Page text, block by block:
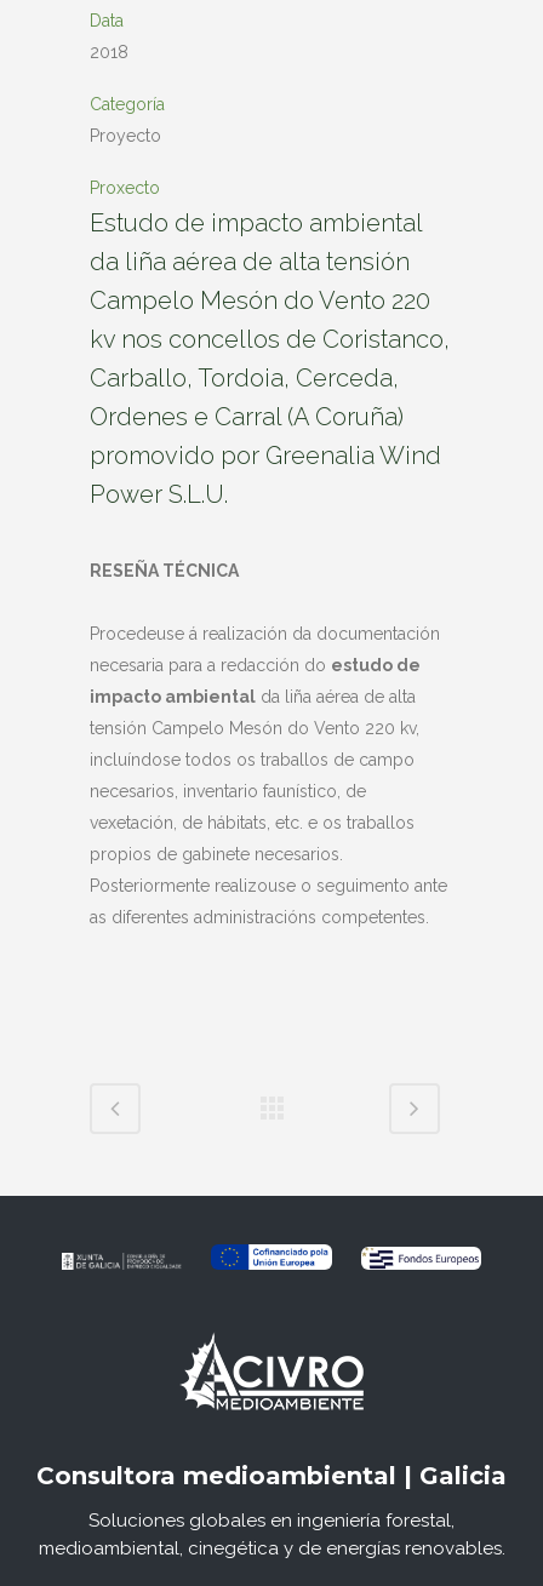
Data
2018
Categoría
Proyecto
Proxecto
Estudo de impacto ambiental
da liña aérea de alta tensión
Campelo Mesón do Vento 220
kv nos concellos de Coristanco,
Carballo, Tordoia, Cerceda,
Ordenes e Carral (A Coruña)
promovido por Greenalia Wind
Power S.L.U.
RESEÑA TÉCNICA
Procedeuse á realización da documentación
necesaria para a redacción do estudo de
impacto ambiental da liña aérea de alta
tensión Campelo Mesón do Vento 220 kv,
incluíndose todos os traballos de campo
necesarios, inventario faunístico, de
vexetación, de hábitats, etc. e os traballos
propios de gabinete necesarios.
Posteriormente realizouse o seguimento ante
as diferentes administracións competentes.
Consultora medioambiental | Galicia
Soluciones globales en ingeniería forestal,
medioambiental, cinegética y de energías renovables.